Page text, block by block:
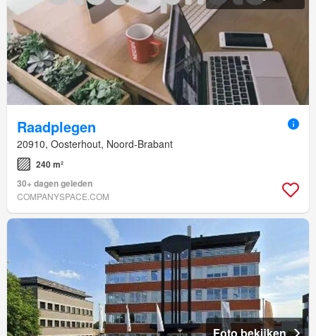
Raadplegen
20910, Oosterhout, Noord-Brabant
240 m²
30+ dagen geleden
COMPANYSPACE.COM
Foto bekijken